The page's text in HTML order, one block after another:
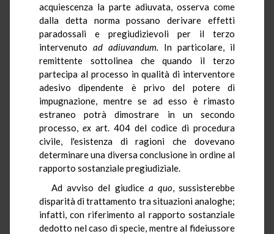
acquiescenza la parte adiuvata, osserva come
dalla detta norma possano derivare effetti
paradossali e pregiudizievoli per il terzo
intervenuto ad adiuvandum. In particolare, il
remittente sottolinea che quando il terzo
partecipa al processo in qualità di interventore
adesivo dipendente è privo del potere di
impugnazione, mentre se ad esso è rimasto
estraneo potrà dimostrare in un secondo
processo, ex art. 404 del codice di procedura
civile, l'esistenza di ragioni che dovevano
determinare una diversa conclusione in ordine al
rapporto sostanziale pregiudiziale.
Ad avviso del giudice a quo, sussisterebbe
disparità di trattamento tra situazioni analoghe;
infatti, con riferimento al rapporto sostanziale
dedotto nel caso di specie, mentre al fideiussore